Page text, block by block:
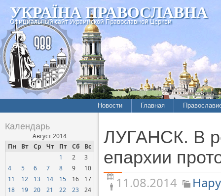
УКРАЇНА ПРАВОСЛАВНА
Официальный сайт Украинской Православной Церкви
Новости
Межконфессиональные
отношения
Нарушения прав
верующих
Официальная хроника
Главная
История
Хроники
Календарь
Август 2014
Пн
Вт Ср Чт Пт Сб Вс
1 2
3
4
5 6 7 8 9
10
11
12 13 14 15 16
17
18
19 20 21 22 23
24
ЛУГАНСК. В
епархии
11.08.2014